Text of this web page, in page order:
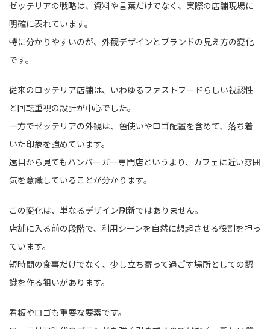
ゼッテリアの戦略は、資料や言葉だけでなく、実際の店舗現場に
明確に表れています。
特に分かりやすいのが、外観デザインとブランドの見え方の変化
です。
従来のロッテリア店舗は、いわゆるファストフードらしい視認性
と回転重視の設計が中心でした。
一方でゼッテリアの外観は、色使いやロゴ配置を含めて、落ち着
いた印象を強めています。
遠目から見てもハンバーガー専門店というより、カフェに近い雰囲
気を意識していることが分かります。
この変化は、単なるデザイン刷新ではありません。
店舗に入る前の段階で、利用シーンを自然に想起させる役割を担っ
ています。
短時間の食事だけでなく、少し立ち寄って過ごす場所としての認
識を作る狙いがあります。
看板やロゴも重要な要素です。